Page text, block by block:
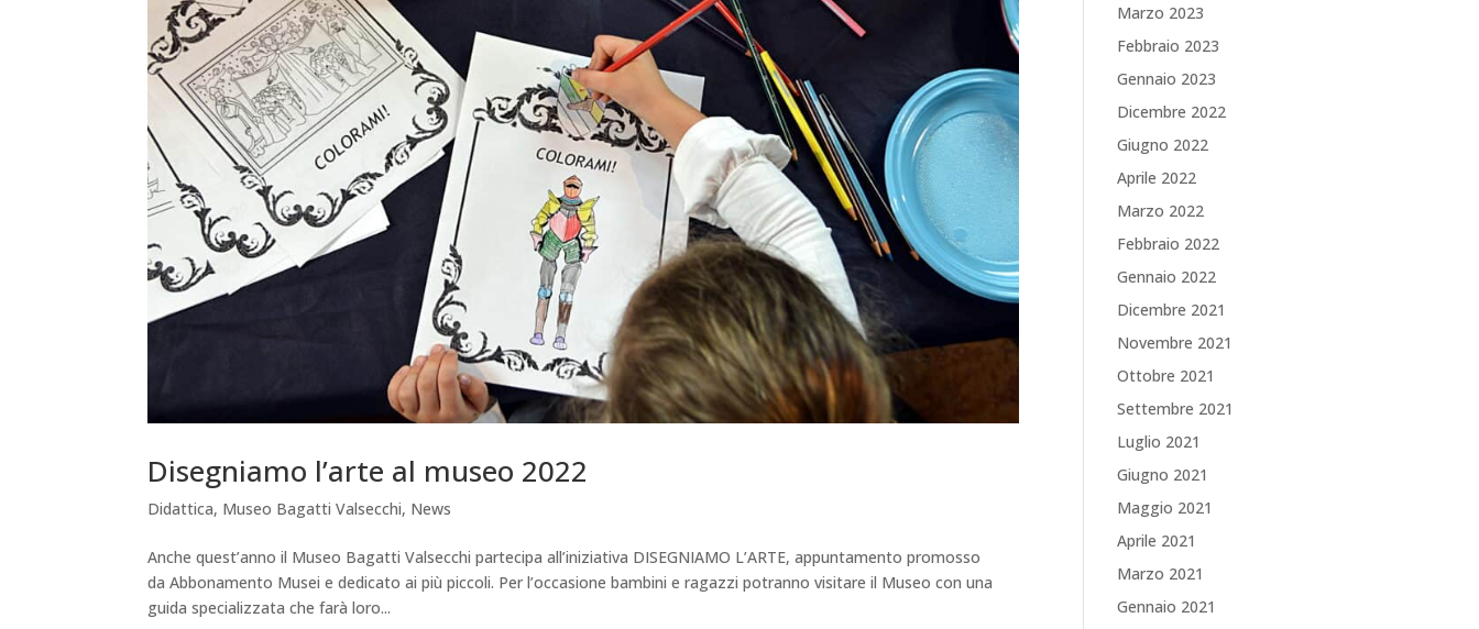
Disegniamo l’arte al museo 2022
Didattica, Museo Bagatti Valsecchi, News
Anche quest’anno il Museo Bagatti Valsecchi partecipa all’iniziativa DISEGNIAMO L’ARTE, appuntamento promosso
da Abbonamento Musei e dedicato ai più piccoli. Per l’occasione bambini e ragazzi potranno visitare il Museo con una
guida specializzata che farà loro...
Marzo 2023
Febbraio 2023
Gennaio 2023
Dicembre 2022
Giugno 2022
Aprile 2022
Marzo 2022
Febbraio 2022
Gennaio 2022
Dicembre 2021
Novembre 2021
Ottobre 2021
Settembre 2021
Luglio 2021
Giugno 2021
Maggio 2021
Aprile 2021
Marzo 2021
Gennaio 2021